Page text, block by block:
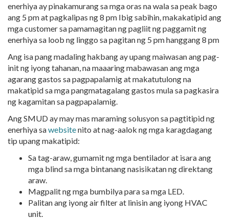
enerhiya ay pinakamurang sa mga oras na wala sa peak bago
ang 5 pm at pagkalipas ng 8 pm Ibig sabihin, makakatipid ang
mga customer sa pamamagitan ng pagliit ng paggamit ng
enerhiya sa loob ng linggo sa pagitan ng 5 pm hanggang 8 pm
Ang isa pang madaling hakbang ay upang maiwasan ang pag-
init ng iyong tahanan, na maaaring mabawasan ang mga
agarang gastos sa pagpapalamig at makatutulong na
makatipid sa mga pangmatagalang gastos mula sa pagkasira
ng kagamitan sa pagpapalamig.
Ang SMUD ay may mas maraming solusyon sa pagtitipid ng
enerhiya sawebsitenito at nag-aalok ng mga karagdagang
tip upang makatipid:
Sa tag-araw, gumamit ng mga bentilador at isara ang
mga blind sa mga bintanang nasisikatan ng direktang
araw.
Magpalit ng mga bumbilya para sa mga LED.
Palitan ang iyong air filter at linisin ang iyong HVAC
unit.